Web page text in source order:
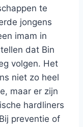
te
jongens
imam in
dat Bin
volgen. Het
niet zo heel
maar er zijn
hardliners
preventie of